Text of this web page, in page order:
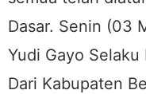
Dasar. Senin (03
Yudi Gayo
Dari Kabupaten